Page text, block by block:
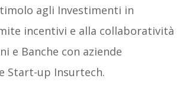
agli Investimenti in
incentivi e alla collaboratività
e Banche con aziende
Start-up Insurtech.